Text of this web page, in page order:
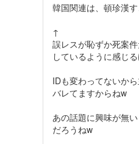
韓国関連は、頓珍漢す
↑
誤レスが恥ずか死案
しているように感じ
IDも変わってないか
バレてますからねw
あの話題に興味が無
だろうねw